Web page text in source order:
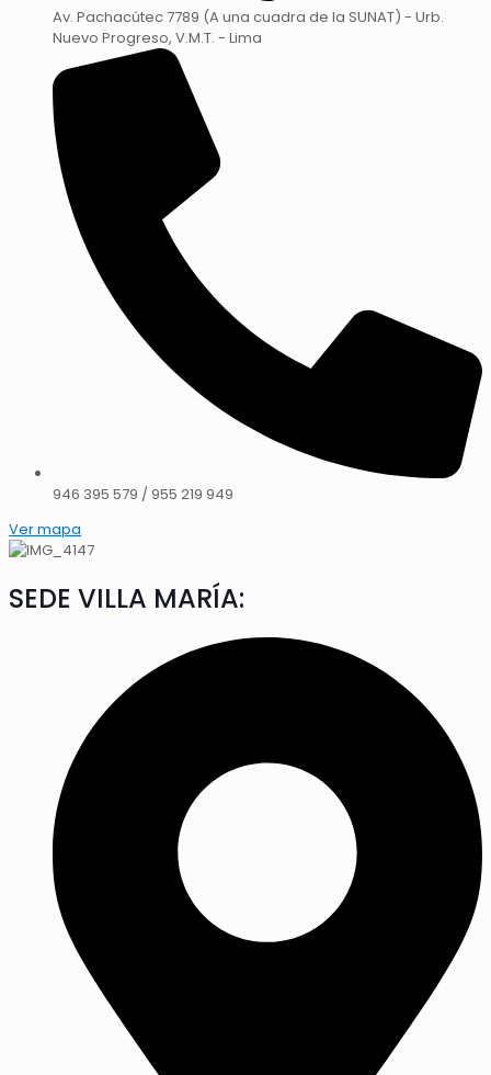
Av. Pachacútec 7789 (A una cuadra de la SUNAT) - Urb.
Nuevo Progreso, V.M.T. - Lima
946 395 579 / 955 219 949
Ver mapa
SEDE VILLA MARÍA: